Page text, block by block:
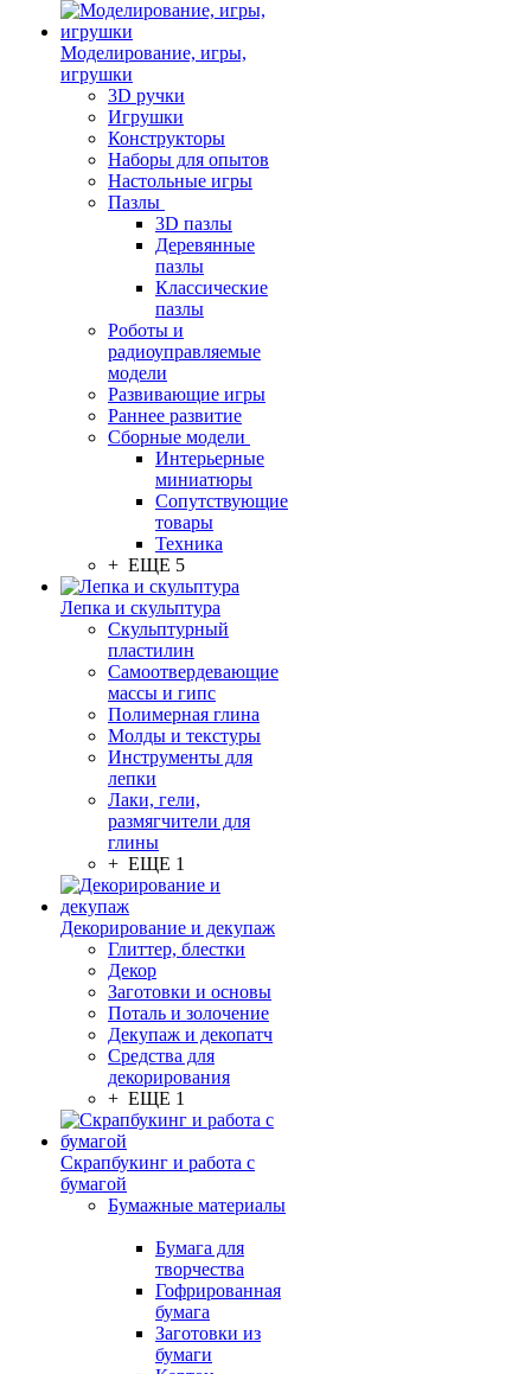
Моделирование, игры,
игрушки
3D ручки
Игрушки
Конструкторы
Наборы для опытов
Настольные игры
Пазлы
3D пазлы
Деревянные
пазлы
Классические
пазлы
Роботы и
радиоуправляемые
модели
Развивающие игры
Раннее развитие
Сборные модели
Интерьерные
миниатюры
Сопутствующие
товары
Техника
+ ЕЩЕ 5
Лепка и скульптура
Скульптурный
пластилин
Самоотвердевающие
массы и гипс
Полимерная глина
Молды и текстуры
Инструменты для
лепки
Лаки, гели,
размягчители для
глины
+ ЕЩЕ 1
Декорирование и декупаж
Глиттер, блестки
Декор
Заготовки и основы
Поталь и золочение
Декупаж и декопатч
Средства для
декорирования
+ ЕЩЕ 1
Скрапбукинг и работа с
бумагой
Бумажные материалы
Бумага для
творчества
Гофрированная
бумага
Заготовки из
бумаги